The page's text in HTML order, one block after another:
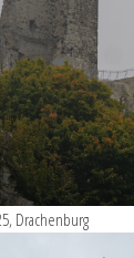
Drachenburg